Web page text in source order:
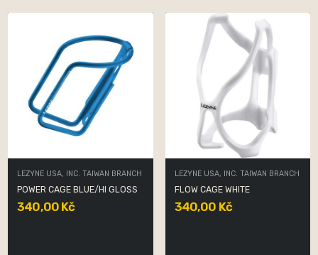
LEZYNE USA, INC. TAIWAN BRANCH
POWER CAGE BLUE/HI GLOSS
340,00 Kč
LEZYNE USA, INC. TAIWAN BRANCH
FLOW CAGE WHITE
340,00 Kč